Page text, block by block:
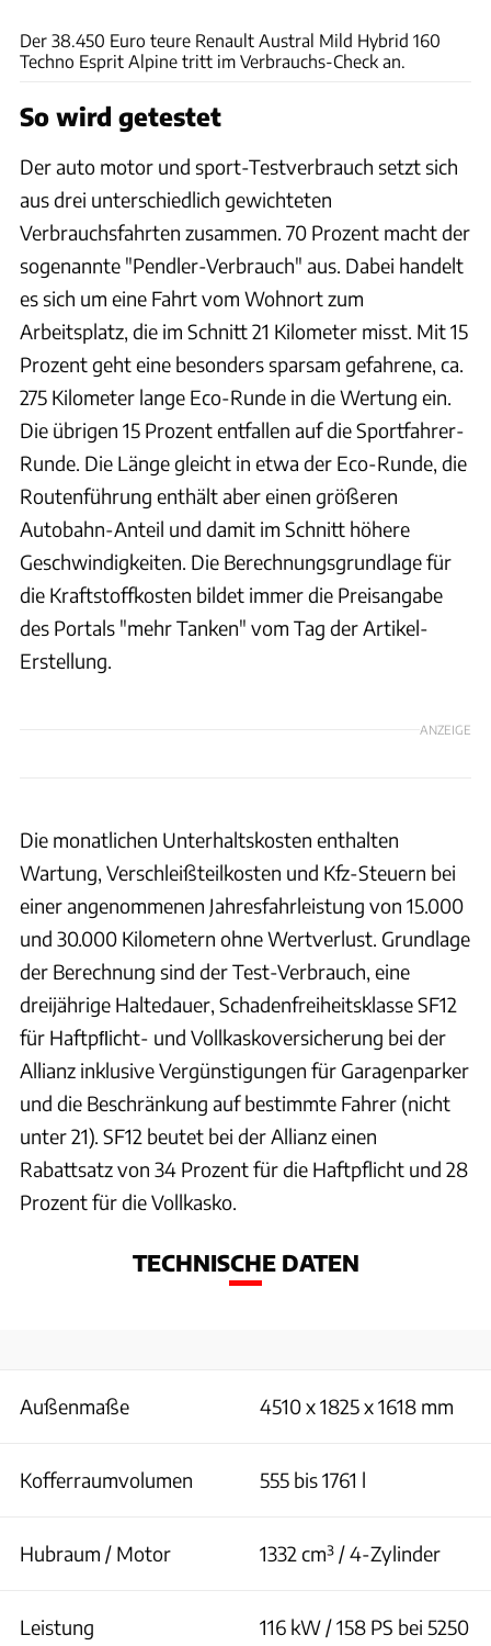
Der 38.450 Euro teure Renault Austral Mild Hybrid 160
Techno Esprit Alpine tritt im Verbrauchs-Check an.
So wird getestet
Der auto motor und sport-Testverbrauch setzt sich
aus drei unterschiedlich gewichteten
Verbrauchsfahrten zusammen. 70 Prozent macht der
sogenannte "Pendler-Verbrauch" aus. Dabei handelt
es sich um eine Fahrt vom Wohnort zum
Arbeitsplatz, die im Schnitt 21 Kilometer misst. Mit 15
Prozent geht eine besonders sparsam gefahrene, ca.
275 Kilometer lange Eco-Runde in die Wertung ein.
Die übrigen 15 Prozent entfallen auf die Sportfahrer-
Runde. Die Länge gleicht in etwa der Eco-Runde, die
Routenführung enthält aber einen größeren
Autobahn-Anteil und damit im Schnitt höhere
Geschwindigkeiten. Die Berechnungsgrundlage für
die Kraftstoffkosten bildet immer die Preisangabe
des Portals "mehr Tanken" vom Tag der Artikel-
Erstellung.
ANZEIGE
Die monatlichen Unterhaltskosten enthalten
Wartung, Verschleißteilkosten und Kfz-Steuern bei
einer angenommenen Jahresfahrleistung von 15.000
und 30.000 Kilometern ohne Wertverlust. Grundlage
der Berechnung sind der Test-Verbrauch, eine
dreijährige Haltedauer, Schadenfreiheitsklasse SF12
für Haftpﬂicht- und Vollkaskoversicherung bei der
Allianz inklusive Vergünstigungen für Garagenparker
und die Beschränkung auf bestimmte Fahrer (nicht
unter 21). SF12 beutet bei der Allianz einen
Rabattsatz von 34 Prozent für die Haftpflicht und 28
Prozent für die Vollkasko.
TECHNISCHE DATEN
Außenmaße 4510 x 1825 x 1618 mm
Kofferraumvolumen 555 bis 1761 l
Hubraum / Motor 1332 cm³ / 4-Zylinder
Leistung
116 kW / 158 PS bei 5250